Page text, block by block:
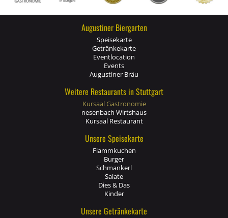
Augustiner Biergarten
Speisekarte
Getränkekarte
Eventlocation
Events
Augustiner Bräu
Weitere Restaurants in Stuttgart
Kursaal Gastronomie
nesenbach Wirtshaus
Kursaal Restaurant
Unsere Speisekarte
Flammkuchen
Burger
Schmankerl
Salate
Dies & Das
Kinder
Unsere Getränkekarte